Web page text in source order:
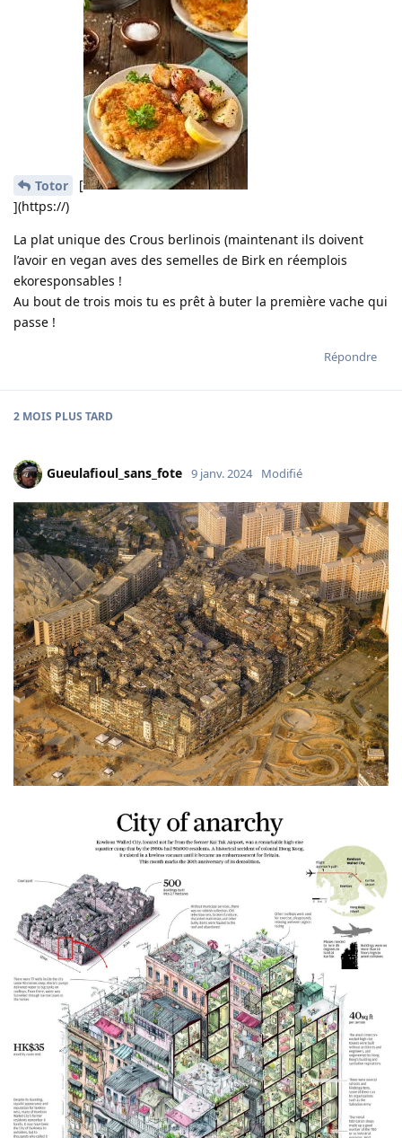
Totor
[
](https://)
La plat unique des Crous berlinois (maintenant ils doivent
l’avoir en vegan aves des semelles de Birk en réemplois
ekoresponsables !
Au bout de trois mois tu es prêt à buter la première vache qui
passe !
Répondre
2 MOIS PLUS TARD
Gueulafioul_sans_fote 9 janv. 2024 Modifié